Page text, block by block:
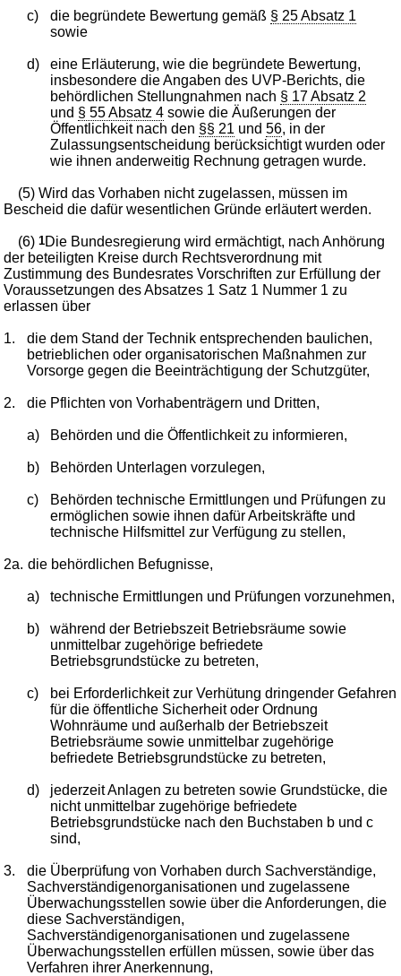
c) die begründete Bewertung gemäß § 25 Absatz 1
sowie
d)
eine Erläuterung, wie die begründete Bewertung,
insbesondere die Angaben des UVP-Berichts, die
behördlichen Stellungnahmen nach § 17 Absatz 2
und § 55 Absatz 4sowie die Äußerungen der
Öffentlichkeit nach den §§ 21 und 56, in der
Zulassungsentscheidung berücksichtigt wurden oder
wie ihnen anderweitig Rechnung getragen wurde.
(5) Wird das Vorhaben nicht zugelassen, müssen im
Bescheid die dafür wesentlichen Gründe erläutert werden.
(6)1Die Bundesregierung wird ermächtigt, nach Anhörung
der beteiligten Kreise durch Rechtsverordnung mit
Zustimmung des Bundesrates Vorschriften zur Erfüllung der
Voraussetzungen des Absatzes 1 Satz 1 Nummer 1 zu
erlassen über
1.
die dem Stand der Technik entsprechenden baulichen,
betrieblichen oder organisatorischen Maßnahmen zur
Vorsorge gegen die Beeinträchtigung der Schutzgüter,
2. die Pflichten von Vorhabenträgern und Dritten,
a) Behörden und die Öffentlichkeit zu informieren,
b) Behörden Unterlagen vorzulegen,
c)
Behörden technische Ermittlungen und Prüfungen zu
ermöglichen sowie ihnen dafür Arbeitskräfte und
technische Hilfsmittel zur Verfügung zu stellen,
2a. die behördlichen Befugnisse,
a) technische Ermittlungen und Prüfungen vorzunehmen,
b)
während der Betriebszeit Betriebsräume sowie
unmittelbar zugehörige befriedete
Betriebsgrundstücke zu betreten,
c)
bei Erforderlichkeit zur Verhütung dringender Gefahren
für die öffentliche Sicherheit oder Ordnung
Wohnräume und außerhalb der Betriebszeit
Betriebsräume sowie unmittelbar zugehörige
befriedete Betriebsgrundstücke zu betreten,
d)
jederzeit Anlagen zu betreten sowie Grundstücke, die
nicht unmittelbar zugehörige befriedete
Betriebsgrundstücke nach den Buchstaben b und c
sind,
3.
die Überprüfung von Vorhaben durch Sachverständige,
Sachverständigenorganisationen und zugelassene
Überwachungsstellen sowie über die Anforderungen, die
diese Sachverständigen,
Sachverständigenorganisationen und zugelassene
Überwachungsstellen erfüllen müssen, sowie über das
Verfahren ihrer Anerkennung,